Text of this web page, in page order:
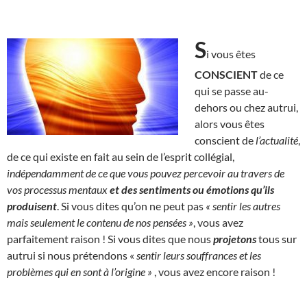
Si vous êtes
CONSCIENTde ce
qui se passe au-
dehors ou chez autrui,
alors vous êtes
conscient de l’actualité
de ce qui existe en fait au sein de l’esprit collégial,
indépendamment de ce que vous pouvez percevoir au travers de
vos processus mentauxet des sentiments ou émotions qu’ils
produisent . Si vous dites qu’on ne peut pas « sentir les autres
mais seulement le contenu de nos pensées » , vous avez
parfaitement raison ! Si vous dites que nousprojetonstous sur
autrui si nous prétendons « sentir leurs souffrances et les
problèmes qui en sont à l’origine » , vous avez encore raison !